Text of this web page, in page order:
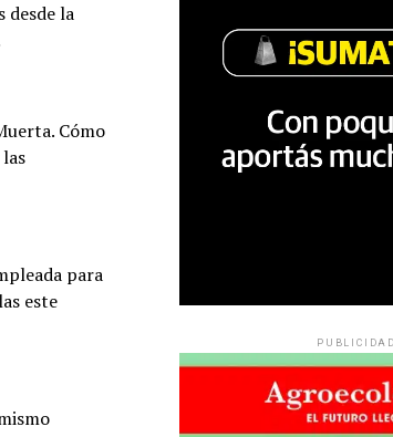
desde la
Cómo
para
este
PUBLICIDAD